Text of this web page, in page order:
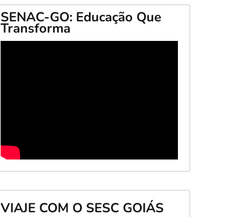
SENAC-GO: Educação Que
Transforma
VIAJE COM O SESC GOIÁS